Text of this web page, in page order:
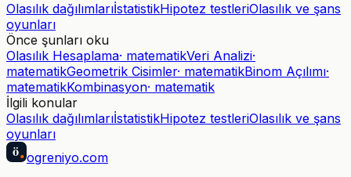
Olasılık dağılımlarıİstatistikHipotez testleriOlasılık ve şans
oyunları
Önce şunları oku
Olasılık Hesaplama· matematikVeri Analizi·
matematikGeometrik Cisimler· matematikBinom Açılımı·
matematikKombinasyon· matematik
İlgili konular
Olasılık dağılımlarıİstatistikHipotez testleriOlasılık ve şans
oyunları
ö ogreniyo.com